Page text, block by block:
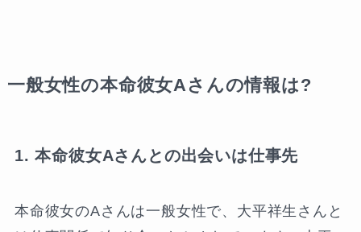
一般女性の本命彼女Aさんの情報は?
1. 本命彼女Aさんとの出会いは仕事先
本命彼女のAさんは一般女性で、大平祥生さんと